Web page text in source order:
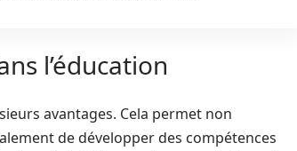
l’éducation
avantages. Cela permet non
de développer des compétences